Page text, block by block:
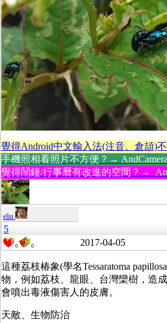
覺得Android中文輸入法(注音、倉頡)
手機照相看照片不方便？→ AndCamera
覺得鬧鐘/行事曆有改進的空間？→
eliu
5
0 0 2017-04-05
這種荔枝椿象(學名Tessaratoma
物，例如荔枝、龍眼、台灣欒樹，造
會噴出毒液傷害人的皮膚。
天敵、生物防治